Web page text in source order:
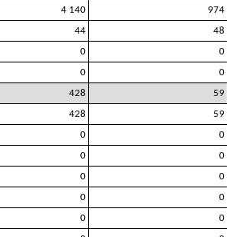
4 140
974
44
48
0
0
0
0
428
59
428
59
0
0
0
0
0
0
0
0
0
0